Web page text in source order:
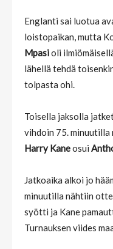
Englanti sai luotua
loistopaikan, mutta
Mpasioli
lähellä tehdä
tolpasta ohi.
Toisella jaksolla
vihdoin 75. minuutilla
Harry Kaneosui
Jatkoaika alkoi jo
minuutilla nähtiin
syötti ja Kane
Turnauksen viides